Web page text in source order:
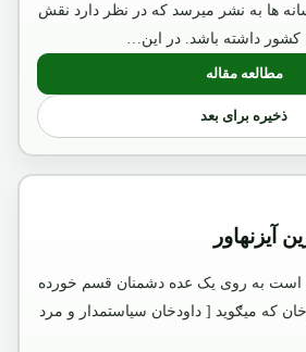
ها به نشر میرسد که در نظر دارد نقش
کشور داشته باشد. در این…
مطالعه مقاله: عکس تقلبی و تبلیغاتی ملکه ثریا که
ذخیره برای بعد
آیزنهاور
به روی یک عده دشمنان قسم خورده
که میګوید [ داودخان سیاستمدار و مرد